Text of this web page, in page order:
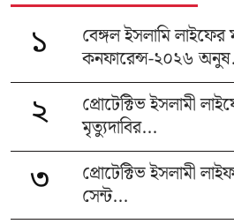
১
বেঙ্গল ইসলামি লাইফের
কনফারেন্স-২০২৬
২
প্রোটেক্টিভ ইসলামী
মৃত্যুদাবির...
৩
প্রোটেক্টিভ ইসলামী
সেন্ট...